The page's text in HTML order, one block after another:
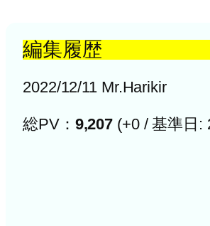
編集履歴
2022/12/11 Mr.Harikir
総PV： 9,207 (+0 / 基準日: